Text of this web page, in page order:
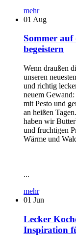
mehr
01 Aug
Sommer auf
begeistern
Wenn draußen
unseren
und richtig
neuem
mit Pesto und
an heißen
haben wir
und fruchtigen
Wärme und
...
mehr
01 Jun
Lecker
Inspiration